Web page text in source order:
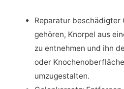
Reparatur beschädigter
gehören, Knorpel aus
zu entnehmen und ihn
oder
umzugestalten.